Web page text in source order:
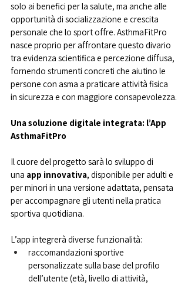
solo ai benefici per la salute, ma anche alle
opportunità di socializzazione e crescita
personale che lo sport offre. AsthmaFitPro
nasce proprio per affrontare questo divario
tra evidenza scientifica e percezione diffusa,
fornendo strumenti concreti che aiutino le
persone con asma a praticare attività fisica
in sicurezza e con maggiore consapevolezza.
Una soluzione digitale integrata: l’App
AsthmaFitPro
Il cuore del progetto sarà lo sviluppo di
una app innovativa, disponibile per adulti e
per minori in una versione adattata, pensata
per accompagnare gli utenti nella pratica
sportiva quotidiana.
L’app integrerà diverse funzionalità:
raccomandazioni sportive
personalizzate sulla base del profilo
dell’utente (età, livello di attività,